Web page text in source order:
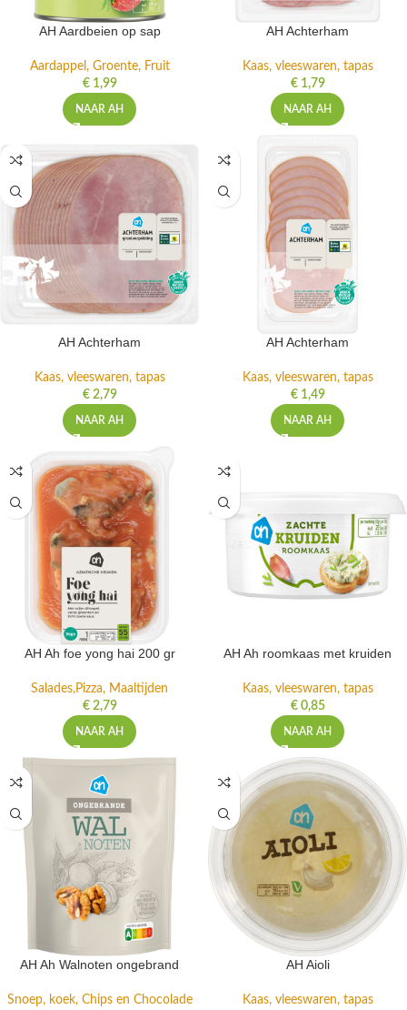
AH Aardbeien op sap
Aardappel, Groente, Fruit
€1,99
NAAR AH
AH Achterham
Kaas, vleeswaren, tapas
€1,79
NAAR AH
AH Achterham
Kaas, vleeswaren, tapas
€2,79
NAAR AH
AH Achterham
Kaas, vleeswaren, tapas
€1,49
NAAR AH
AH Ah foe yong hai 200 gr
Salades,Pizza, Maaltijden
€2,79
NAAR AH
AH Ah roomkaas met kruiden
Kaas, vleeswaren, tapas
€0,85
NAAR AH
AH Ah Walnoten ongebrand
Snoep, koek, Chips en Chocolade
AH Aioli
Kaas, vleeswaren, tapas